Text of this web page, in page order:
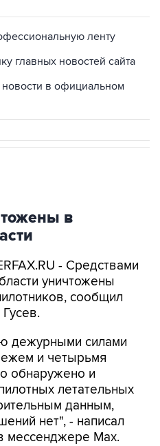
ленту
главных новостей сайта
в официальном
в
- Средствами
уничтожены
сообщил
дежурными силами
и четырьмя
обнаружено и
летательных
данным,
нет", - написал
мессенджере Max.